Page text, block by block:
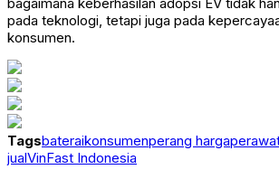
pada teknologi, tetapi juga pada
konsumen.
Tagsbateraikonsumenperang harga
jualVinFast Indonesia